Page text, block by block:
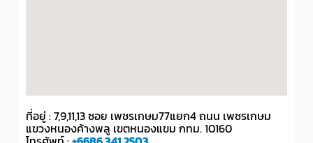
ที่อยู่ : 7,9,11,13 ซอย เพชรเกษม77แยก4 ถนน เพชรเกษม
แขวงหนองค้างพลู เขตหนองแขม กทม. 10160